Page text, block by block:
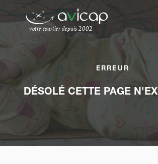
votre courtier depuis 2002
ERREUR
DÉSOLÉ CETTE PAGE